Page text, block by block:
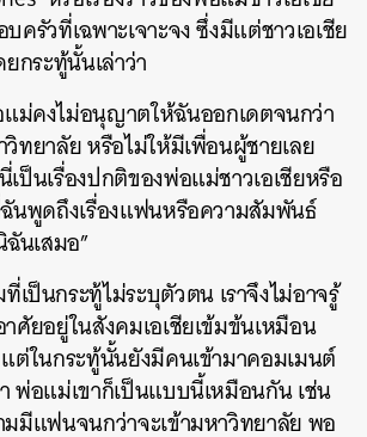
ครัวที่เฉพาะเจาะจง ซึ่งมีแต่ชาวเอเชีย
กระทู้นั้นเล่าว่า
ม่คงไม่อนุญาตให้ฉันออกเดตจนกว่า
ทยาลัย หรือไม่ให้มีเพื่อนผู้ชายเลย
ป็นเรื่องปกติของพ่อแม่ชาวเอเชียหรือ
นพูดถึงเรื่องแฟนหรือความสัมพันธ์
นเสมอ”
เป็นกระทู้ไม่ระบุตัวตน เราจึงไม่อาจรู้
ศัยอยู่ในสังคมเอเชียเข้มข้นเหมือน
ต่ในกระทู้นั้นยังมีคนเข้ามาคอมเมนต์
พ่อแม่เขาก็เป็นแบบนี้เหมือนกัน เช่น
มีแฟนจนกว่าจะเข้ามหาวิทยาลัย พอ